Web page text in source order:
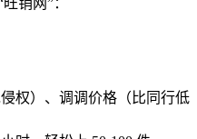
销网”：
权）、调调价格（比同行低